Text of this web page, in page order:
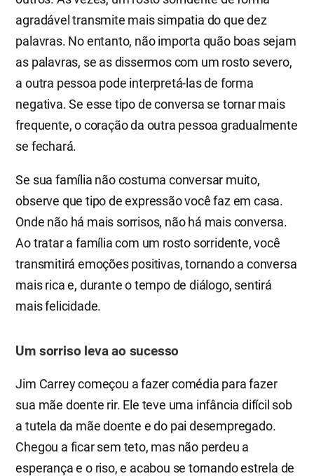
agradável transmite mais simpatia do que dez
palavras. No entanto, não importa quão boas sejam
as palavras, se as dissermos com um rosto severo,
a outra pessoa pode interpretá-las de forma
negativa. Se esse tipo de conversa se tornar mais
frequente, o coração da outra pessoa gradualmente
se fechará.
Se sua família não costuma conversar muito,
observe que tipo de expressão você faz em casa.
Onde não há mais sorrisos, não há mais conversa.
Ao tratar a família com um rosto sorridente, você
transmitirá emoções positivas, tornando a conversa
mais rica e, durante o tempo de diálogo, sentirá
mais felicidade.
Um sorriso leva ao sucesso
Jim Carrey começou a fazer comédia para fazer
sua mãe doente rir. Ele teve uma infância difícil sob
a tutela da mãe doente e do pai desempregado.
Chegou a ficar sem teto, mas não perdeu a
esperança e o riso, e acabou se tornando estrela de